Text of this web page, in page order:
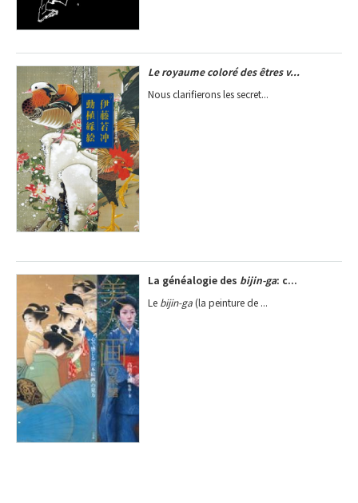
Le royaume coloré des êtres v...
Nous clarifierons les secret...
La généalogie des bijin-ga: c...
Le bijin-ga (la peinture de ...